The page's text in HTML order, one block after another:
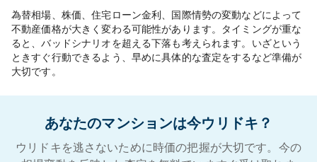
為替相場、株価、住宅ローン金利、国際情勢の変動などによって
不動産価格が大きく変わる可能性があります。タイミングが重な
ると、バッドシナリオを超える下落も考えられます。いざという
ときすぐ行動できるよう、早めに具体的な査定をするなど準備が
大切です。
あなたのマンションは今ウリドキ？
ウリドキを逃さないために時価の把握が大切です。今の